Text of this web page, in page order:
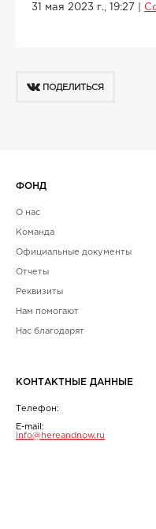
31 мая 2023 г., 19:27
ПОДЕЛИТЬСЯ
ФОНД
О нас
Команда
Официальные документы
Отчеты
Реквизиты
Нам помогают
Нас благодарят
КОНТАКТНЫЕ ДАННЫЕ
Телефон:
E-mail:
info@hereandnow.ru